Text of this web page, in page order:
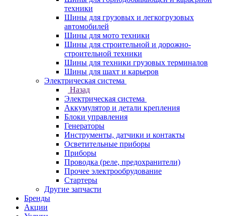
техники
Шины для грузовых и легкогрузовых
автомобилей
Шины для мото техники
Шины для строительной и дорожно-
строительной техники
Шины для техники грузовых терминалов
Шины для шахт и карьеров
Электрическая система
Назад
Электрическая система
Аккумулятор и детали крепления
Блоки управления
Генераторы
Инструменты, датчики и контакты
Осветительные приборы
Приборы
Проводка (реле, предохранители)
Прочее электрообрудование
Стартеры
Другие запчасти
Бренды
Акции